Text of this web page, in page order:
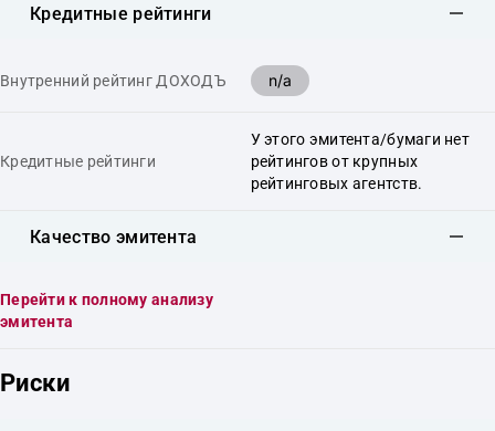
Кредитные рейтинги
Внутренний рейтинг ДОХОДЪ n/a
Кредитные рейтинги
У этого эмитента/бумаги нет
рейтингов от крупных
рейтинговых агентств.
Качество эмитента
Перейти к полному анализу
эмитента
Риски